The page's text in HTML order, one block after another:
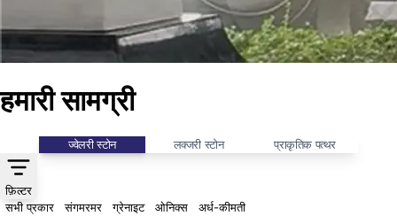
हमारी सामग्री
ज्वेलरी स्टोन लक्जरी स्टोन प्राकृतिक पत्थर
फ़िल्टर
सभी प्रकार
संगमरमर ग्रेनाइट ओनिक्स अर्ध-कीमती